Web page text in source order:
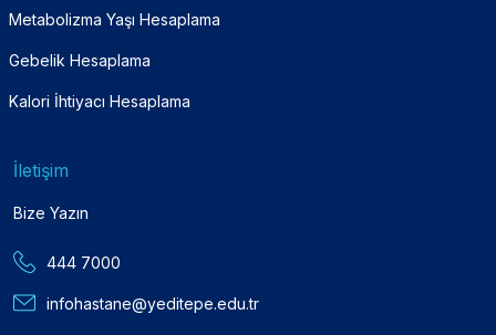
Metabolizma Yaşı Hesaplama
Gebelik Hesaplama
Kalori İhtiyacı Hesaplama
İletişim
Bize Yazın
444 7000
infohastane@yeditepe.edu.tr